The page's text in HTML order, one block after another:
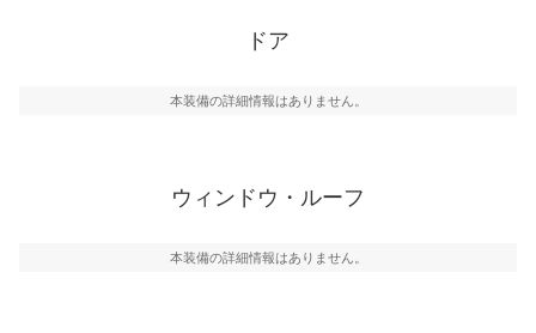
ドア
本装備の詳細情報はありません。
ウィンドウ・ルーフ
本装備の詳細情報はありません。